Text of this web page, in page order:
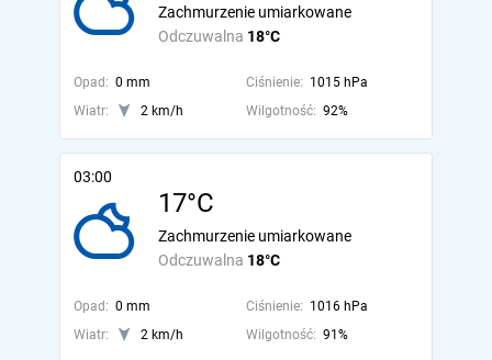
Odczuwalna 18°C
Zachmurzenie umiarkowane
Opad: 0 mm Ciśnienie: 1015 hPa
Wiatr:
2 km/h Wilgotność: 92%
03:00
17°C
Odczuwalna 18°C
Zachmurzenie umiarkowane
Opad: 0 mm Ciśnienie: 1016 hPa
Wiatr:
2 km/h Wilgotność: 91%